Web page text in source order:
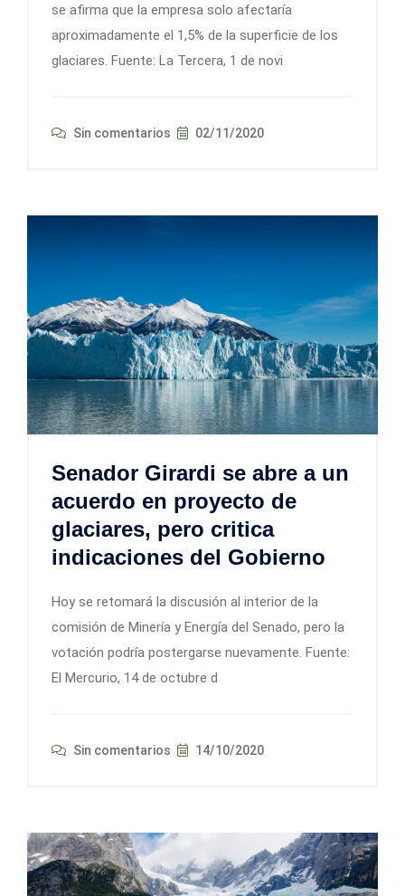
se afirma que la empresa solo afectaría
aproximadamente el 1,5% de la superficie de los
glaciares. Fuente: La Tercera, 1 de novi
Sin comentarios 02/11/2020
Senador Girardi se abre a un
acuerdo en proyecto de
glaciares, pero critica
indicaciones del Gobierno
Hoy se retomará la discusión al interior de la
comisión de Minería y Energía del Senado, pero la
votación podría postergarse nuevamente. Fuente:
El Mercurio, 14 de octubre d
Sin comentarios 14/10/2020